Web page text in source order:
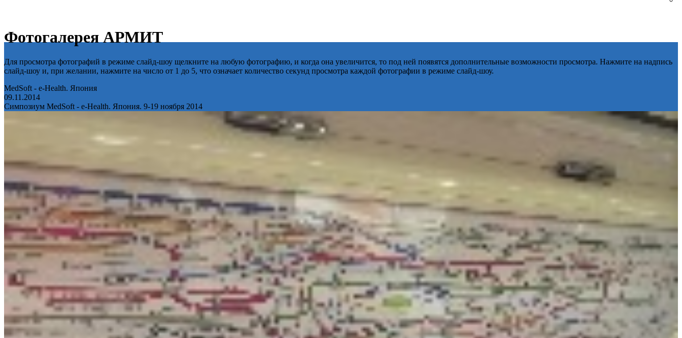
Фотогалерея АРМИТ
Для просмотра фотографий в режиме слайд-шоу щелкните на любую фотографию, и когда она увеличится, то под ней появятся дополнительные возможности просмотра. Нажмите на надпись
слайд-шоу и, при желании, нажмите на число от 1 до 5, что означает количество секунд просмотра каждой фотографии в режиме слайд-шоу.
MedSoft - e-Health. Япония
09.11.2014
Симпозиум MedSoft - e-Health. Япония. 9-19 ноября 2014